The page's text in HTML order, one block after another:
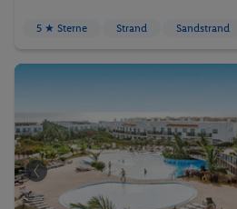
5 ★ Sterne Strand Sandstrand